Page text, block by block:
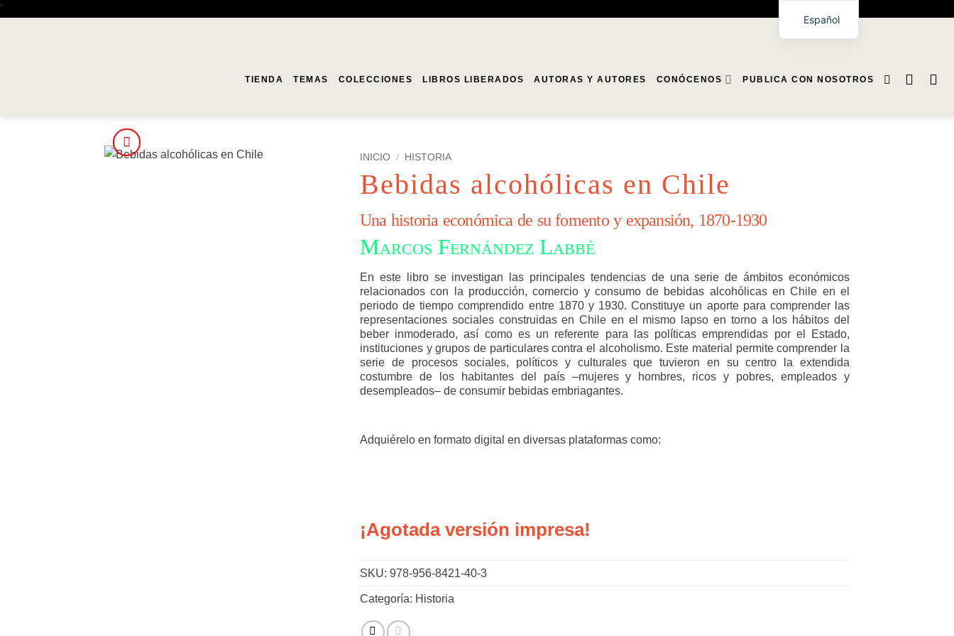
'
TIENDA TEMAS COLECCIONES LIBROS LIBERADOS AUTORAS Y AUTORES CONÓCENOS PUBLICA CON NOSOTROS
INICIO / HISTORIA
Bebidas alcohólicas en Chile
Una historia económica de su fomento y expansión, 1870-1930
Marcos Fernández Labbé
En este libro se investigan las principales tendencias de una serie de ámbitos económicos
relacionados con la producción, comercio y consumo de bebidas alcohólicas en Chile en el
periodo de tiempo comprendido entre 1870 y 1930. Constituye un aporte para comprender las
representaciones sociales construidas en Chile en el mismo lapso en torno a los hábitos del
beber inmoderado, así como es un referente para las políticas emprendidas por el Estado,
instituciones y grupos de particulares contra el alcoholismo. Este material permite comprender la
serie de procesos sociales, políticos y culturales que tuvieron en su centro la extendida
costumbre de los habitantes del país –mujeres y hombres, ricos y pobres, empleados y
desempleados– de consumir bebidas embriagantes.
Adquiérelo en formato digital en diversas plataformas como:
¡Agotada versión impresa!
SKU: 978-956-8421-40-3
Categoría: Historia
Español